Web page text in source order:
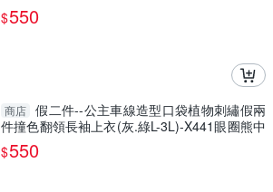
中大尺碼
$550
商店 假二件--公主車線造型口袋植物刺繡假兩
件撞色翻領長袖上衣(灰.綠L-3L)-X441眼圈熊中
大尺碼
$550